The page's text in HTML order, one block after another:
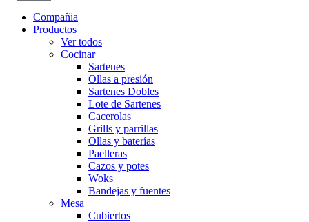
Compañia
Productos
Ver todos
Cocinar
Sartenes
Ollas a presión
Sartenes Dobles
Lote de Sartenes
Cacerolas
Grills y parrillas
Ollas y baterías
Paelleras
Cazos y potes
Woks
Bandejas y fuentes
Mesa
Cubiertos